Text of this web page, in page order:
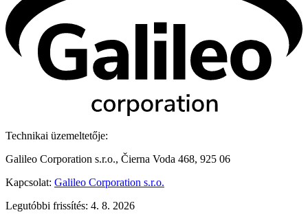
Technikai üzemeltetője:
Galileo Corporation s.r.o., Čierna Voda 468, 925 06
Kapcsolat: Galileo Corporation s.r.o.
Legutóbbi frissítés: 4. 8. 2026